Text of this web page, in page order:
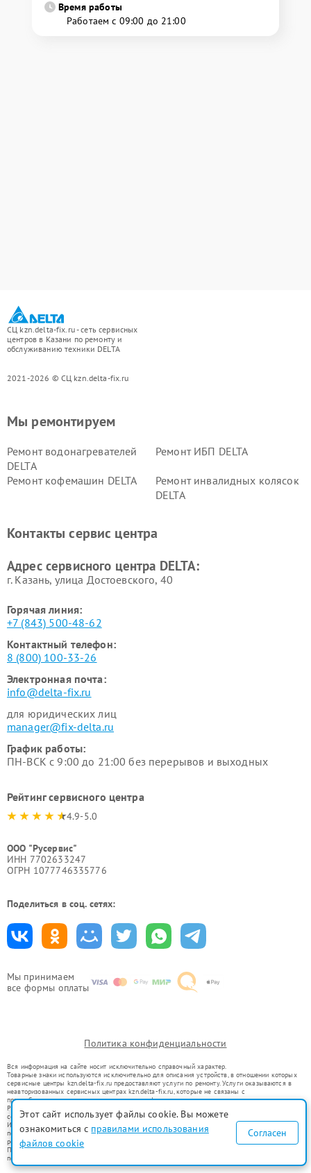
Время работы
Работаем с 09:00 до 21:00
СЦ kzn.delta-fix.ru - сеть сервисных
центров в Казани по ремонту и
обслуживанию техники DELTA
2021-2026 © СЦ kzn.delta-fix.ru
Мы принимаем
все формы оплаты
Мы ремонтируем
Ремонт водонагревателей
DELTA
Ремонт ИБП DELTA
Ремонт кофемашин DELTA
Ремонт инвалидных колясок
DELTA
Контакты сервис центра
Адрес сервисного центра DELTA:
г. Казань, улица Достоевского, 40
Горячая линия:
+7 (843) 500-48-62
Контактный телефон:
8 (800) 100-33-26
Электронная почта:
info@delta-fix.ru
для юридических лиц
manager@fix-delta.ru
График работы:
ПН-ВСК с 9:00 до 21:00 без перерывов и выходных
Рейтинг сервисного центра
4.9-5.0
ООО "Русервис"
ИНН 7702633247
ОГРН 1077746335776
Поделиться в соц. сетях:
Политика конфиденциальности
Вся информация на сайте носит исключительно справочный характер.
Товарные знаки используются исключительно для описания устройств, в отношении которых
сервисные центры kzn.delta-fix.ru предоставляют услуги по ремонту. Услуги оказываются в
неавторизованных сервисных центрах kzn.delta-fix.ru, которые не связаны с
правообладателями товарных знаков или их официальными представителями.
Ремонт осуществляется для устройств, уже введенных в гражданский оборот в соответствии
со статьей 1487 ГК РФ.
Использование товарных знаков не преследует цели индивидуализации услуг или введения
потребителей в заблуждение, а служит для информирования о предоставляемых услугах по
ремонту техники указанных брендов.
Представленная на сайте информация не является публичной офертой, определяемой
положениями Статьи 437(2) Гражданского кодекса РФ
Этот сайт использует файлы cookie. Вы можете
ознакомиться с правилами использования
файлов cookie
Согласен